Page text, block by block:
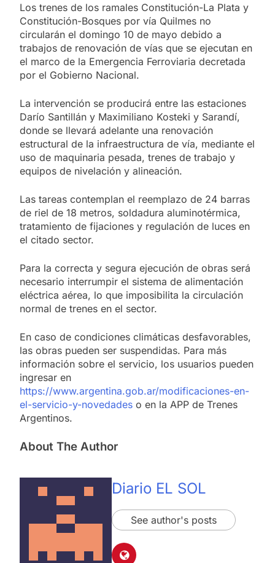
Los trenes de los ramales Constitución-La Plata y
Constitución-Bosques por vía Quilmes no
circularán el domingo 10 de mayo debido a
trabajos de renovación de vías que se ejecutan en
el marco de la Emergencia Ferroviaria decretada
por el Gobierno Nacional.
La intervención se producirá entre las estaciones
Darío Santillán y Maximiliano Kosteki y Sarandí,
donde se llevará adelante una renovación
estructural de la infraestructura de vía, mediante el
uso de maquinaria pesada, trenes de trabajo y
equipos de nivelación y alineación.
Las tareas contemplan el reemplazo de 24 barras
de riel de 18 metros, soldadura aluminotérmica,
tratamiento de fijaciones y regulación de luces en
el citado sector.
Para la correcta y segura ejecución de obras será
necesario interrumpir el sistema de alimentación
eléctrica aérea, lo que imposibilita la circulación
normal de trenes en el sector.
En caso de condiciones climáticas desfavorables,
las obras pueden ser suspendidas. Para más
información sobre el servicio, los usuarios pueden
ingresar en
https://www.argentina.gob.ar/modificaciones-en-
el-servicio-y-novedades o en la APP de Trenes
Argentinos.
About The Author
Diario EL SOL
See author's posts